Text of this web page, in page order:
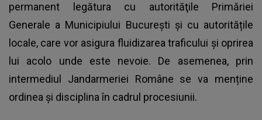
permanent legătura cu autorităţile Primăriei
Generale a Municipiului București și cu autoritățile
locale, care vor asigura fluidizarea traficului şi oprirea
lui acolo unde este nevoie. De asemenea, prin
intermediul Jandarmeriei Române se va menține
ordinea și disciplina în cadrul procesiunii.